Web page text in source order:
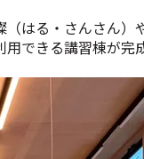
はる・さんさん
できる講習棟が完